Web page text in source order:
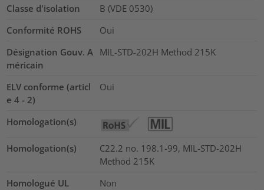
Classe d'isolation
B (VDE 0530)
Conformité ROHS
Oui
Désignation Gouv. A
méricain
MIL-STD-202H Method 215K
ELV conforme (articl
e 4 - 2)
Oui
Homologation(s)
Homologation(s)
C22.2 no. 198.1-99, MIL-STD-202H
Method 215K
Homologué UL
Non